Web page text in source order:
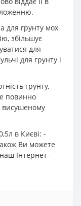
для грунту мох
збільшує
для
для грунту і
грунту,
повинно
висушеному
в Києві: -
Ви можете
Інтернет-